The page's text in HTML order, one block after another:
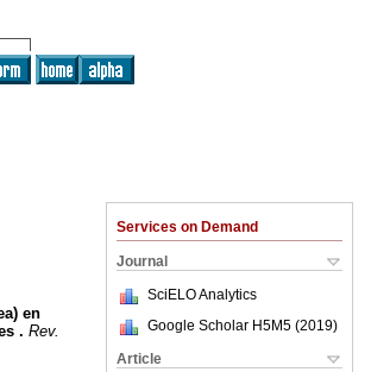
Services on Demand
Journal
SciELO Analytics
Google Scholar H5M5 (2019)
Article
en
. Rev.